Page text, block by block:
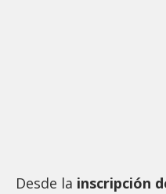
Desde la inscripción